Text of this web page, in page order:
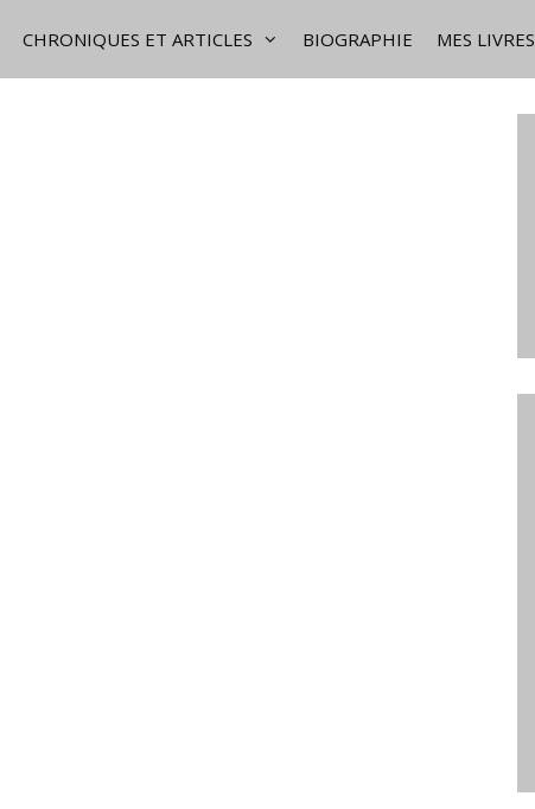
CHRONIQUES ET ARTICLES BIOGRAPHIE MES LIVRES